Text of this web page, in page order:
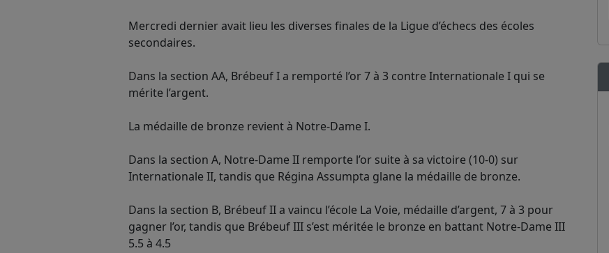
Mercredi dernier avait lieu les diverses finales de la Ligue d’échecs des écoles
secondaires.
Dans la section AA, Brébeuf I a remporté l’or 7 à 3 contre Internationale I qui se
mérite l’argent.
La médaille de bronze revient à Notre-Dame I.
Dans la section A, Notre-Dame II remporte l’or suite à sa victoire (10-0) sur
Internationale II, tandis que Régina Assumpta glane la médaille de bronze.
Dans la section B, Brébeuf II a vaincu l’école La Voie, médaille d’argent, 7 à 3 pour
gagner l’or, tandis que Brébeuf III s’est méritée le bronze en battant Notre-Dame III
5.5 à 4.5